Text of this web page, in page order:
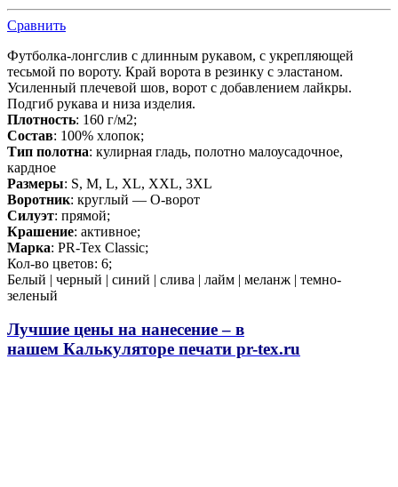
Сравнить
Футболка-лонгслив с длинным рукавом, с укрепляющей
тесьмой по вороту. Край ворота в резинку с эластаном.
Усиленный плечевой шов, ворот с добавлением лайкры.
Подгиб рукава и низа изделия.
Плотность: 160 г/м2;
Состав: 100% хлопок;
Тип полотна: кулирная гладь, полотно малоусадочное,
кардное
Размеры: S, M, L, XL, XXL, 3XL
Воротник: круглый — О-ворот
Силуэт: прямой;
Крашение: активное;
Марка: PR-Tex Classic;
Кол-во цветов: 6;
Белый | черный | синий | слива | лайм | меланж | темно-
зеленый
Лучшие цены на нанесение – в
нашем Калькуляторе печати pr-tex.ru